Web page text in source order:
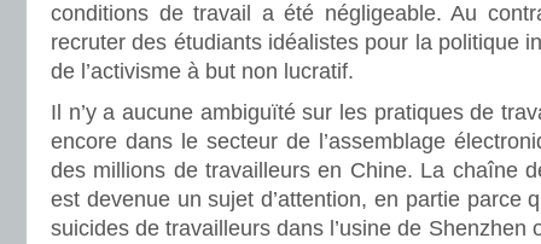
conditions de travail a été négligeable. Au
recruter des étudiants idéalistes pour la politique
de l’activisme à but non lucratif.
Il n’y a aucune ambiguïté sur les pratiques de
encore dans le secteur de l’assemblage
des millions de travailleurs en Chine. La chaîne
est devenue un sujet d’attention, en partie parce
suicides de travailleurs dans l’usine de Shenzhen